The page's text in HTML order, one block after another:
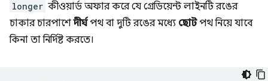
longer কীওয়ার্ড অফার করে যে গ্রেডিয়েন্ট লাইনটি রঙের
চাকার চারপাশেদীর্ঘপথ বা দুটি রঙের মধ্যে ছোটপথ নিয়ে যাবে
কিনা তা নির্দিষ্ট করতে।